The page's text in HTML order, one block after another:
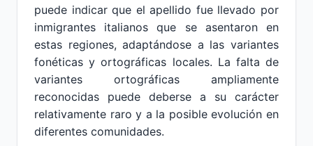
puede indicar que el apellido fue llevado por
inmigrantes italianos que se asentaron en
estas regiones, adaptándose a las variantes
fonéticas y ortográficas locales. La falta de
variantes ortográficas ampliamente
reconocidas puede deberse a su carácter
relativamente raro y a la posible evolución en
diferentes comunidades.